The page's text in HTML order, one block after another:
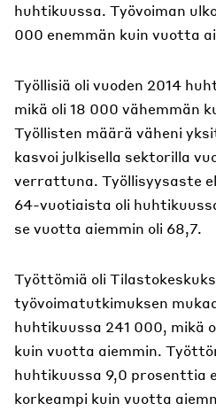
huhtikuussa. Työvoiman
000 enemmän kuin vuotta
Työllisiä oli vuoden 2014
mikä oli 18 000 vähemmän
Työllisten määrä väheni
kasvoi julkisella sektorilla
verrattuna. Työllisyysaste
64-vuotiaista oli
se vuotta aiemmin oli 68,7.
Työttömiä oli
työvoimatutkimuksen
huhtikuussa 241 000, mikä
kuin vuotta aiemmin.
huhtikuussa 9,0 prosenttia
korkeampi kuin vuotta